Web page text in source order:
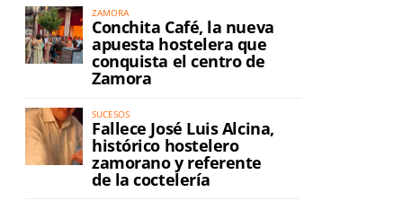
ZAMORA
Conchita Café, la nueva
apuesta hostelera que
conquista el centro de
Zamora
SUCESOS
Fallece José Luis Alcina,
histórico hostelero
zamorano y referente
de la coctelería